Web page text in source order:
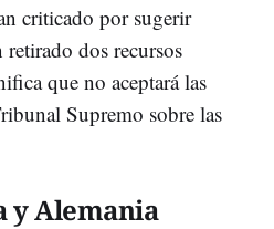
criticado por sugerir
dos recursos
que no aceptará las
Supremo sobre las
y Alemania